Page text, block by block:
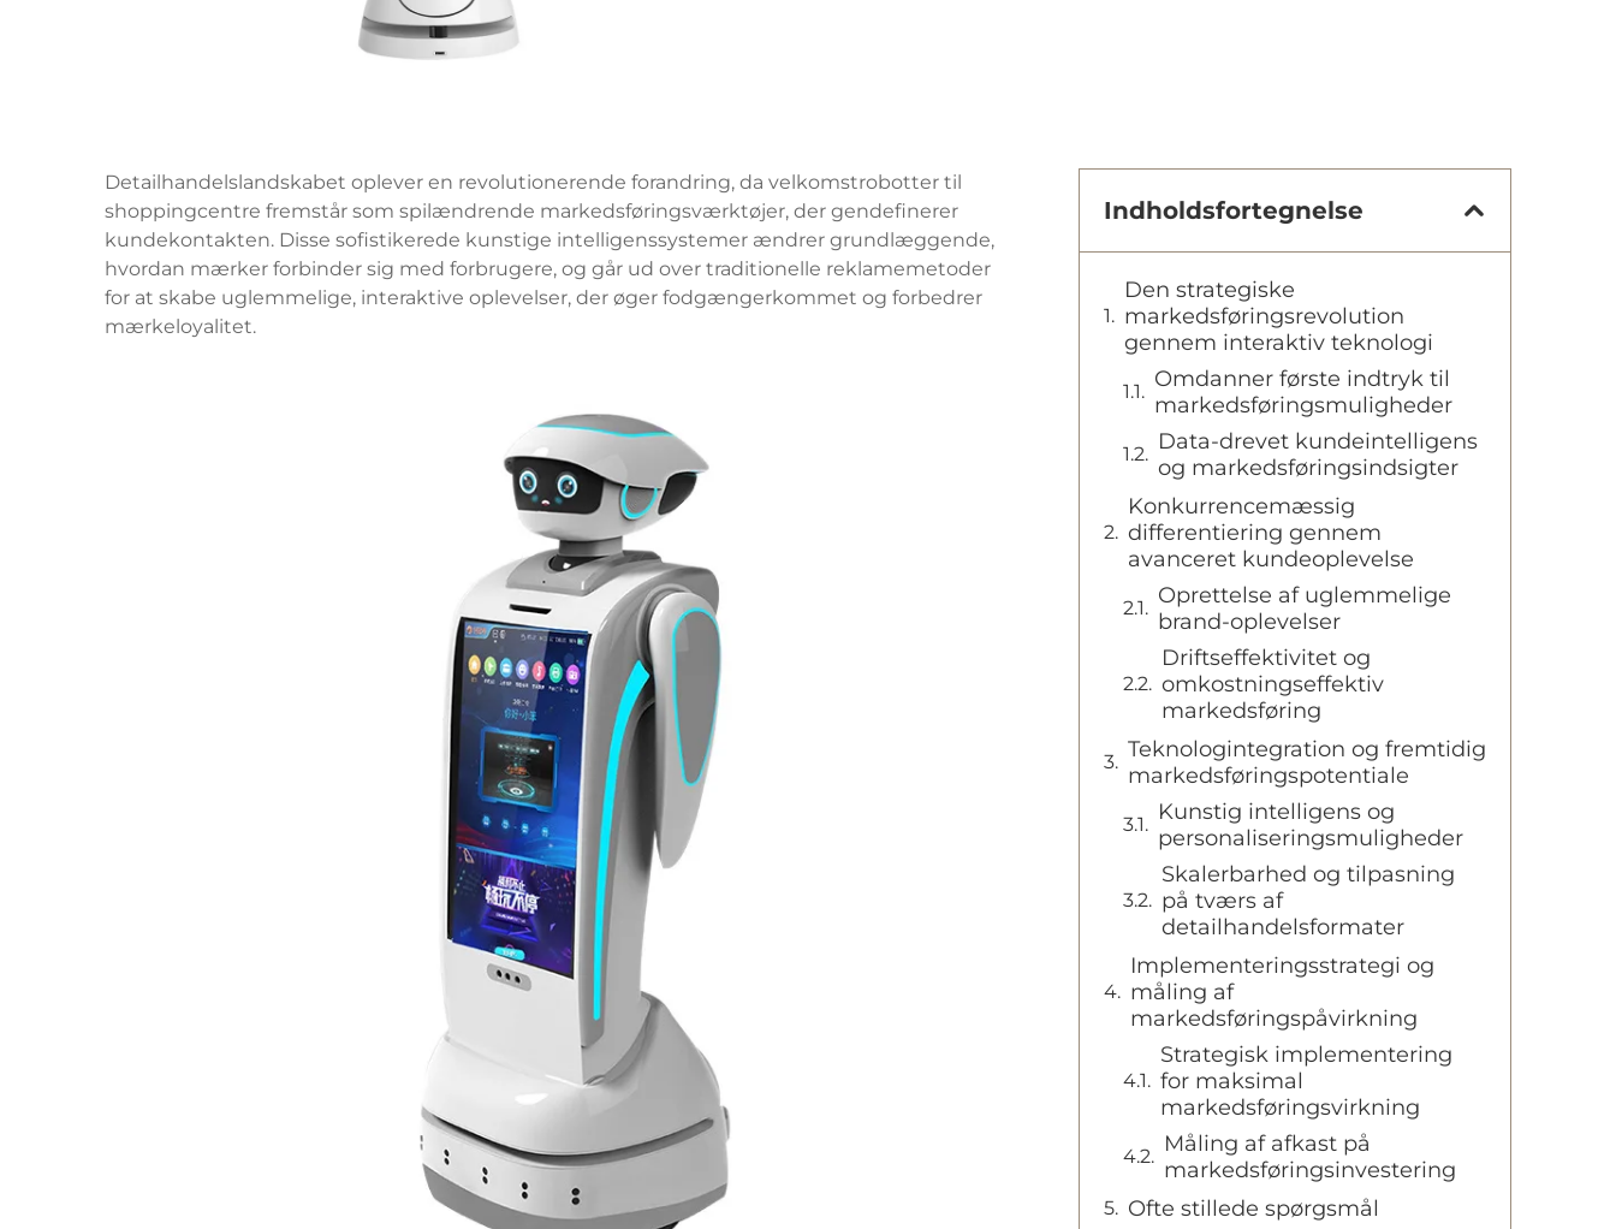
Detailhandelslandskabet oplever en revolutionerende forandring, da velkomstrobotter til
shoppingcentre fremstår som spilændrende markedsføringsværktøjer, der gendefinerer
kundekontakten. Disse sofistikerede kunstige intelligenssystemer ændrer grundlæggende,
hvordan mærker forbinder sig med forbrugere, og går ud over traditionelle reklamemetoder
for at skabe uglemmelige, interaktive oplevelser, der øger fodgængerkommet og forbedrer
mærkeloyalitet.
Indholdsfortegnelse
Den strategiske
markedsføringsrevolution
gennem interaktiv teknologi
Omdanner første indtryk til
markedsføringsmuligheder
Data-drevet kundeintelligens
og markedsføringsindsigter
Konkurrencemæssig
differentiering gennem
avanceret kundeoplevelse
Oprettelse af uglemmelige
brand-oplevelser
Driftseffektivitet og
omkostningseffektiv
markedsføring
Teknologintegration og fremtidig
markedsføringspotentiale
Kunstig intelligens og
personaliseringsmuligheder
Skalerbarhed og tilpasning
på tværs af
detailhandelsformater
Implementeringsstrategi og
måling af
markedsføringspåvirkning
Strategisk implementering
for maksimal
markedsføringsvirkning
Måling af afkast på
markedsføringsinvestering
Ofte stillede spørgsmål